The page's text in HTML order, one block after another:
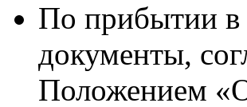
По прибытии
документы,
Положением